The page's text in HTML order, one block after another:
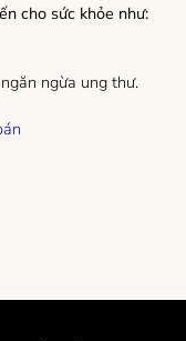
cho sức khỏe như:
ngừa ung thư.